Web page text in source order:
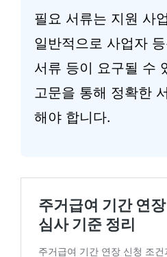
필요 서류는 지원 사
일반적으로 사업자
서류 등이 요구될 수
고문을 통해 정확한
해야 합니다.